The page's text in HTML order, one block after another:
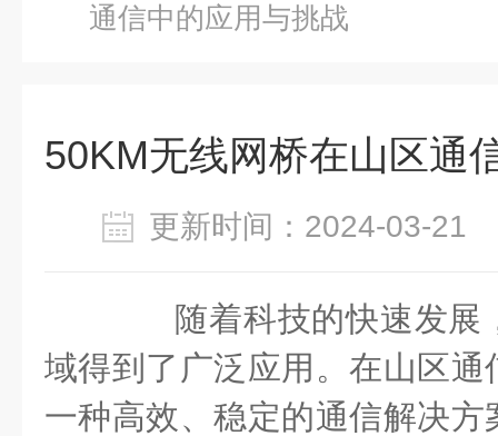
通信中的应用与挑战
50KM无线网桥在山区通
更新时间：2024-03-
随着科技的快速发展
域得到了广泛应用。在山区
一种高效、稳定的通信解决